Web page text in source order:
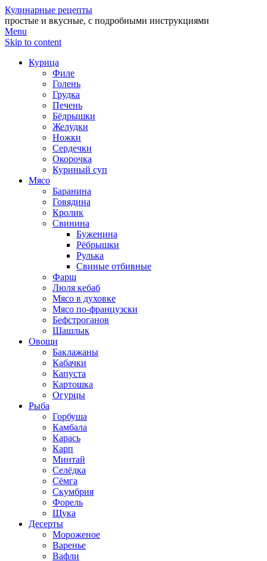
Кулинарные рецепты
простые и вкусные, с подробными инструкциями
Menu
Skip to content
Курица
Филе
Голень
Грудка
Печень
Бёдрышки
Желудки
Ножки
Сердечки
Окорочка
Куриный суп
Мясо
Баранина
Говядина
Кролик
Свинина
Буженина
Рёбрышки
Рулька
Свиные отбивные
Фарш
Люля кебаб
Мясо в духовке
Мясо по-французски
Бефстроганов
Шашлык
Овощи
Баклажаны
Кабачки
Капуста
Картошка
Огурцы
Рыба
Горбуша
Камбала
Карась
Карп
Минтай
Селёдка
Сёмга
Скумбрия
Форель
Щука
Десерты
Мороженое
Варенье
Вафли